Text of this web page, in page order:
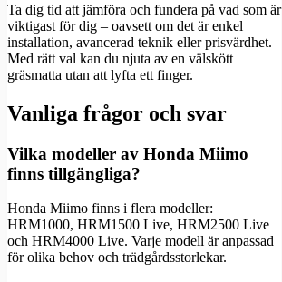
Ta dig tid att jämföra och fundera på vad som är
viktigast för dig – oavsett om det är enkel
installation, avancerad teknik eller prisvärdhet.
Med rätt val kan du njuta av en välskött
gräsmatta utan att lyfta ett finger.
Vanliga frågor och svar
Vilka modeller av Honda Miimo
finns tillgängliga?
Honda Miimo finns i flera modeller:
HRM1000, HRM1500 Live, HRM2500 Live
och HRM4000 Live. Varje modell är anpassad
för olika behov och trädgårdsstorlekar.